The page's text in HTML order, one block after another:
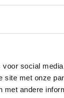
social
site met onze
andere